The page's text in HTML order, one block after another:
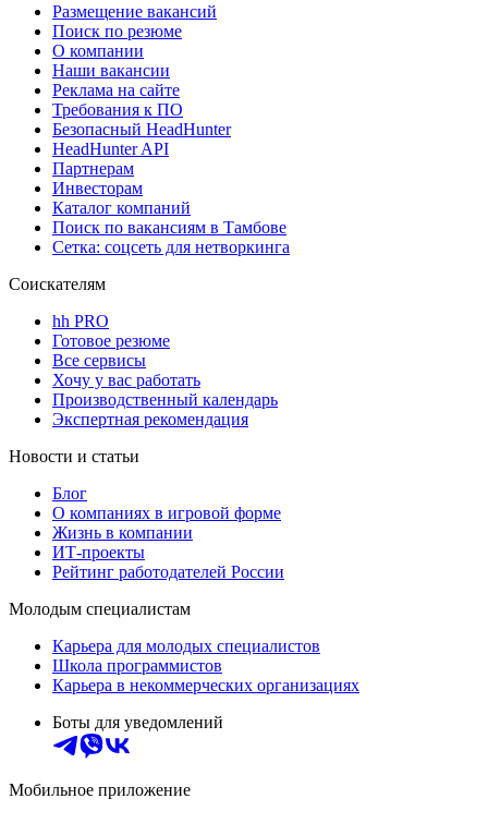
Размещение вакансий
Поиск по резюме
О компании
Наши вакансии
Реклама на сайте
Требования к ПО
Безопасный HeadHunter
HeadHunter API
Партнерам
Инвесторам
Каталог компаний
Поиск по вакансиям в Тамбове
Сетка: соцсеть для нетворкинга
Соискателям
hh PRO
Готовое резюме
Все сервисы
Хочу у вас работать
Производственный календарь
Экспертная рекомендация
Новости и статьи
Блог
О компаниях в игровой форме
Жизнь в компании
ИТ-проекты
Рейтинг работодателей России
Молодым специалистам
Карьера для молодых специалистов
Школа программистов
Карьера в некоммерческих организациях
Боты для уведомлений
Мобильное приложение